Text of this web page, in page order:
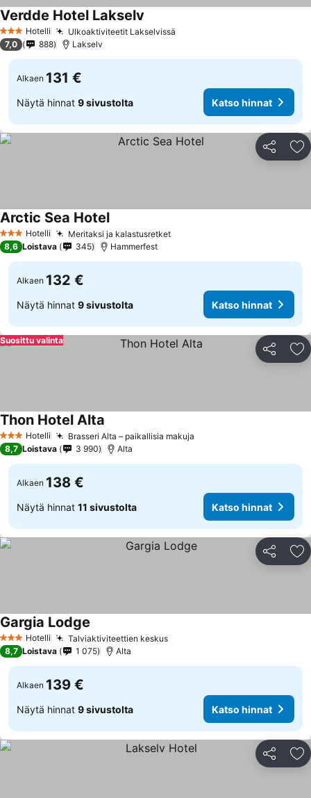
3 Tähtiluokitus
Hotelli Ulkoaktiviteetit Lakselvissä
Verdde Hotel Lakselv
7,0 888 Lakselv
Alkaen 131 €
Näytä hinnat 9 sivustolta Katso hinnat
Jaa
3 Tähtiluokitus
Hotelli Meritaksi ja kalastusretketKatso hinnat
Arctic Sea HotelKatso hinnat
8,6 Loistava 345 Hammerfest
Alkaen 132 €
Näytä hinnat 9 sivustolta Katso hinnat
Jaa
Suosittu valinta
3 Tähtiluokitus
Hotelli Brasseri Alta – paikallisia makuja
Thon Hotel Alta
8,7 Loistava 3 990 Alta
Alkaen 138 €
Näytä hinnat 11 sivustolta Katso hinnat
Jaa
3 Tähtiluokitus
Hotelli Talviaktiviteettien keskusKatso hinnat
Gargia Lodge
8,7 Loistava 1 075 Alta
Alkaen 139 €
Näytä hinnat 9 sivustolta Katso hinnat
Jaa